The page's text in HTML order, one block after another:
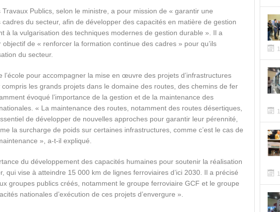
Publics, selon le ministre, a pour mission de « garantir une
du secteur, afin de développer des capacités en matière de gestion
à la vulgarisation des techniques modernes de gestion durable ». Il a
de « renforcer la formation continue des cadres » pour qu’ils
du secteur.
pour accompagner la mise en œuvre des projets d’infrastructures
les grands projets dans le domaine des routes, des chemins de fer
évoqué l’importance de la gestion et de la maintenance des
« La maintenance des routes, notamment des routes désertiques,
de développer de nouvelles approches pour garantir leur pérennité,
la surcharge de poids sur certaines infrastructures, comme c’est le cas de
», a-t-il expliqué.
du développement des capacités humaines pour soutenir la réalisation
qui vise à atteindre 15 000 km de lignes ferroviaires d’ici 2030. Il a précisé
groupes publics créés, notamment le groupe ferroviaire GCF et le groupe
nationales d’exécution de ces projets d’envergure ».